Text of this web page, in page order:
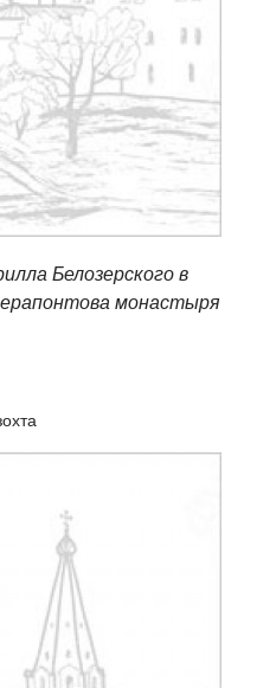
Белозерского в
монастыря